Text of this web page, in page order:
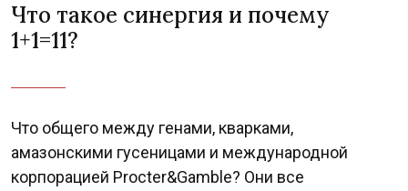
Что такое синергия и почему
1+1=11?
Что общего между генами, кварками,
амазонскими гусеницами и международной
корпорацией Procter&Gamble? Они все